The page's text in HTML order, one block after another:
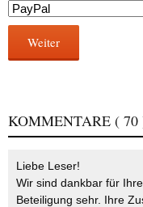
Weiter
KOMMENTARE ( 70
Liebe Leser!
Wir sind dankbar für
Beteiligung sehr. Ihre